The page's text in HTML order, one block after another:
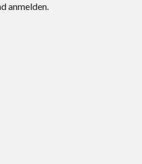
anmelden.